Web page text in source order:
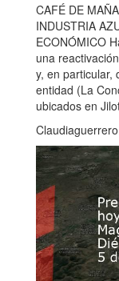
CAFÉ DE
INDUSTRIA
ECONÓMICO
una
y, en particular,
entidad (La
ubicados en